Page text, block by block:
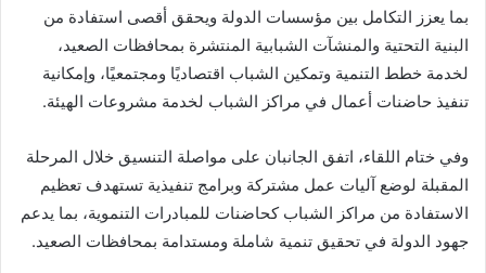
بما يعزز التكامل بين مؤسسات الدولة ويحقق أقصى استفادة من
البنية التحتية والمنشآت الشبابية المنتشرة بمحافظات الصعيد،
لخدمة خطط التنمية وتمكين الشباب اقتصاديًا ومجتمعيًا، وإمكانية
تنفيذ حاضنات أعمال في مراكز الشباب لخدمة مشروعات الهيئة.
وفي ختام اللقاء، اتفق الجانبان على مواصلة التنسيق خلال المرحلة
المقبلة لوضع آليات عمل مشتركة وبرامج تنفيذية تستهدف تعظيم
الاستفادة من مراكز الشباب كحاضنات للمبادرات التنموية، بما يدعم
جهود الدولة في تحقيق تنمية شاملة ومستدامة بمحافظات الصعيد.